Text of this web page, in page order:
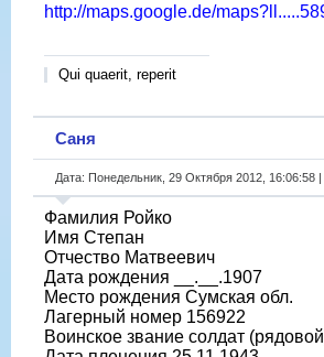
http://maps.google.de/
Qui quaerit, reperit
Саня
Дата: Понедельник, 29 Октября 2012, 16:06:58
Фамилия Ройко
Имя Степан
Отчество Матвеевич
Дата рождения __.__.1907
Место рождения Сумская обл.
Лагерный номер 156922
Воинское звание солдат